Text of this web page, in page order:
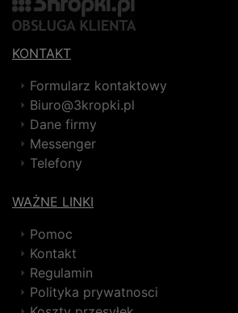
KONTAKT
Formularz kontaktowy
Biuro@3kropki.pl
Dane firmy
Messenger
Telefony
WAŻNE LINKI
Pomoc
Kontakt
Regulamin
Polityka prywatnosci